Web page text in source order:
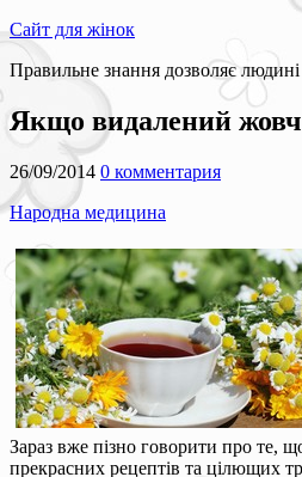
Сайт для жінок
Правильне знання дозволяє
Якщо видалений
26/09/2014 0 комментария
Народна медицина
Зараз вже пізно говорити про те,
прекрасних рецептів та цілющих